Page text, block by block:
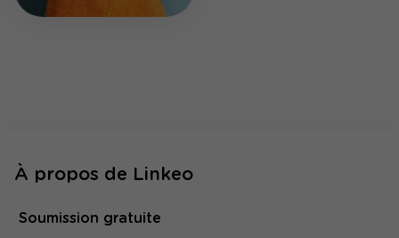
À propos de Linkeo
Soumission gratuite